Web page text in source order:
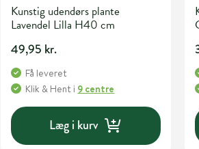
Kunstig udendørs plante
Lavendel Lilla H40 cm
49,95 kr.
Få leveret
Klik & Hent i 9 centre
Læg i kurv